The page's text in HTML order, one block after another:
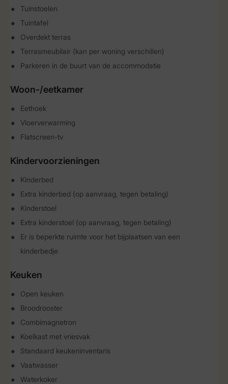
Tuinstoelen
Tuintafel
Overdekt terras
Terrasmeubilair (kan per woning verschillen)
Parkeren in de buurt van de accommodatie
Woon-/eetkamer
Eethoek
Vloerverwarming
Flatscreen-tv
Kindervoorzieningen
Kinderbed
Extra kinderbed (op aanvraag, tegen betaling)
Kinderstoel
Extra kinderstoel (op aanvraag, tegen betaling)
Er is beperkte ruimte voor het bijplaatsen van een
kinderbedje
Keuken
Open keuken
Broodrooster
Combimagnetron
Koelkast met vriesvak
Standaard keukeninventaris
Vaatwasser
Waterkoker